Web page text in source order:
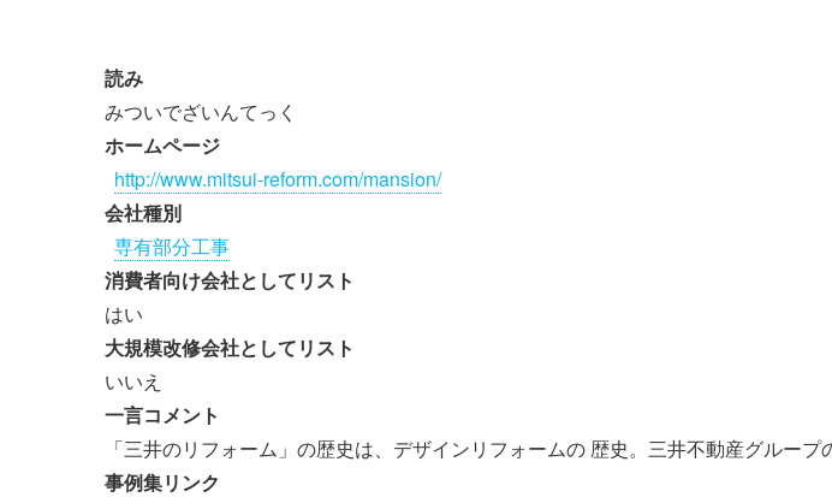
読み
みついでざいんてっく
ホームページ
http://www.mitsui-reform.com/mansion/
会社種別
専有部分工事
消費者向け会社としてリスト
はい
大規模改修会社としてリスト
いいえ
一言コメント
「三井のリフォーム」の歴史は、デザインリフォームの 歴史。三井不動産グループ
事例集リンク